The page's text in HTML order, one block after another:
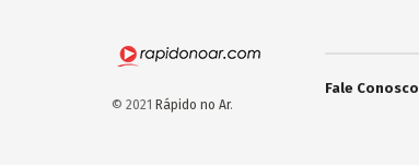
© 2021 Rápido no Ar.
Fale Conosco